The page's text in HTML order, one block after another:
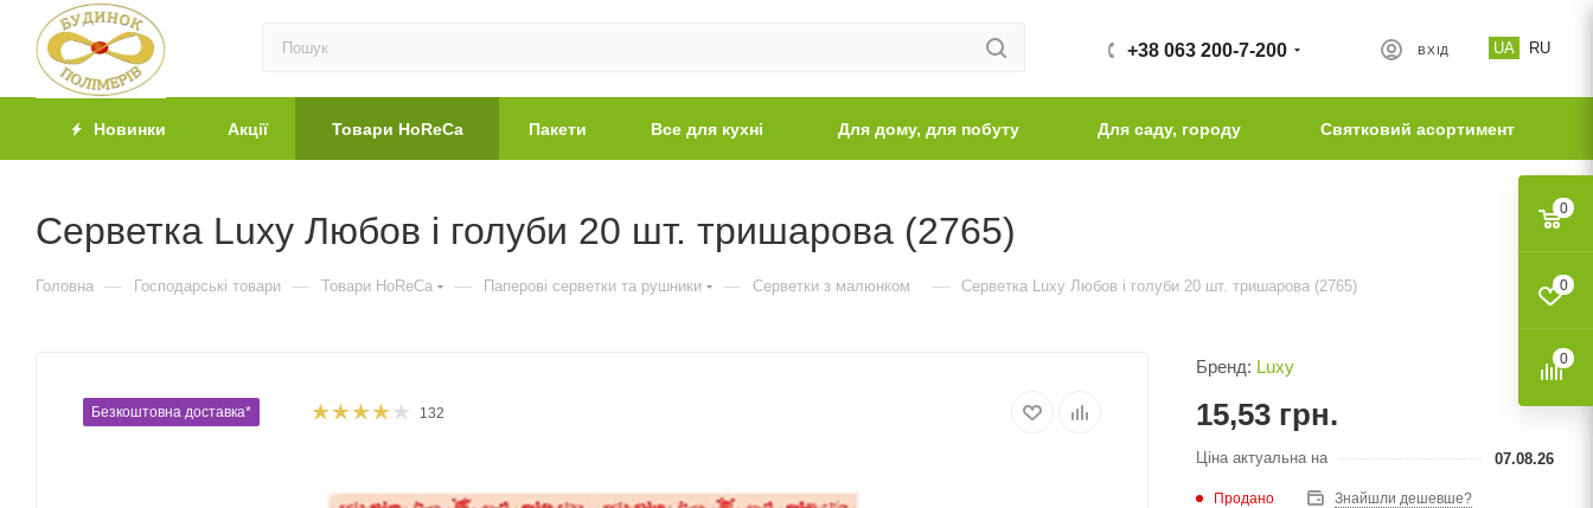
UA RU
ВХІД
+38 063 200-7-200
Новинки Акції Товари HoReCa Пакети Все для кухні Для дому, для побуту Для саду, городу Святковий асортимент
Серветка Luxy Любов і голуби 20 шт. тришарова (2765)
Головна — Господарські товари — Товари HoReCa — Паперові серветки та рушники — Серветки з малюнком — Серветка Luxy Любов і голуби 20 шт. тришарова (2765)
Безкоштовна доставка* 132
Бренд: Luxy
15,53 грн.
Ціна актуальна на 07.08.26
Продано Знайшли дешевше?
0
0
0